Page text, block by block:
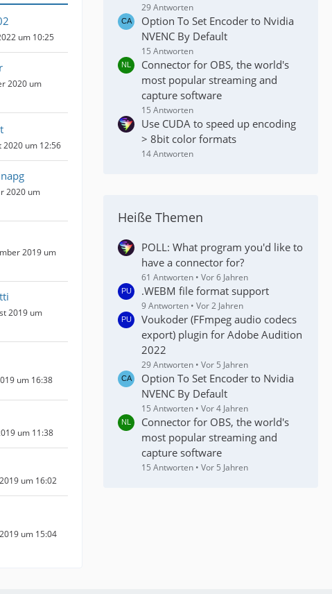
um 10:25
2020 um
2020 um 12:56
2020 um
2019 um
2019 um
um 16:38
um 11:38
um 16:02
um 15:04
29 Antworten
Option To Set Encoder to Nvidia
NVENC By Default
15 Antworten
Connector for OBS, the world's
most popular streaming and
capture software
15 Antworten
Use CUDA to speed up encoding
> 8bit color formats
14 Antworten
Heiße Themen
POLL: What program you'd like to
have a connector for?
61 Antworten Vor 6 Jahren
.WEBM file format support
9 Antworten Vor 2 Jahren
Voukoder (FFmpeg audio codecs
export) plugin for Adobe Audition
2022
29 Antworten Vor 5 Jahren
Option To Set Encoder to Nvidia
NVENC By Default
15 Antworten Vor 4 Jahren
Connector for OBS, the world's
most popular streaming and
capture software
15 Antworten Vor 5 Jahren